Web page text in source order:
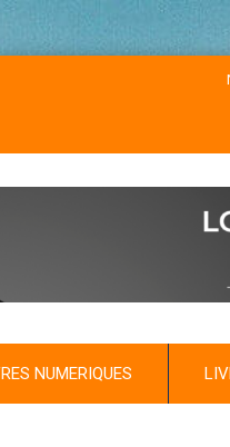
NUMERIQUES